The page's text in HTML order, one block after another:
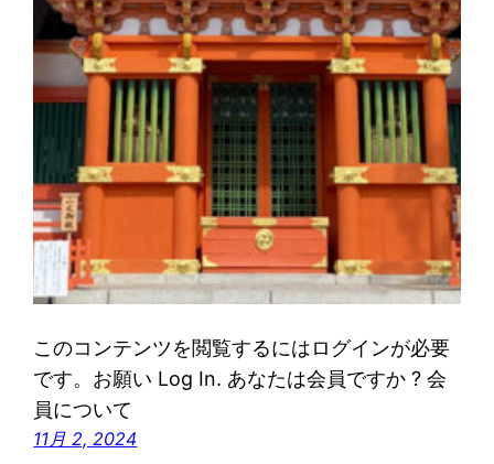
このコンテンツを閲覧するにはログインが必要
です。お願い Log In. あなたは会員ですか ? 会
員について
11月 2, 2024